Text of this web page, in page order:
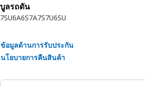
บูลรถดัน
7SU6A6S7A7S7U6SU
ข้อมูลด้านการรับประกัน
นโยบายการคืนสินค้า